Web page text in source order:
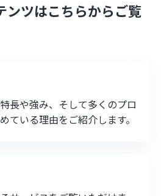
ンツはこちらからご覧
長や強み、そして多くのプロ
ている理由をご紹介します。